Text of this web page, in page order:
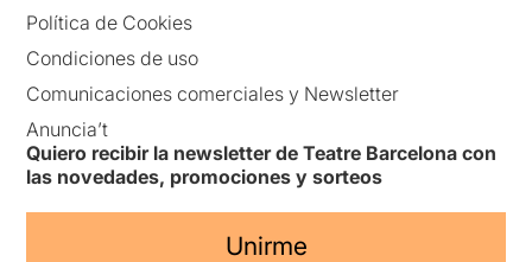
Política de Cookies
Condiciones de uso
Comunicaciones comerciales y Newsletter
Anuncia’t
Quiero recibir la newsletter de Teatre Barcelona con
las novedades, promociones y sorteos
Unirme